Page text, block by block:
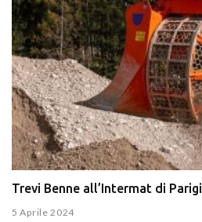
Trevi Benne all’Intermat di Parigi
5 Aprile 2024